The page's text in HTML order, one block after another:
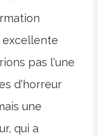
excellente
pas l'une
d'horreur
une
qui a